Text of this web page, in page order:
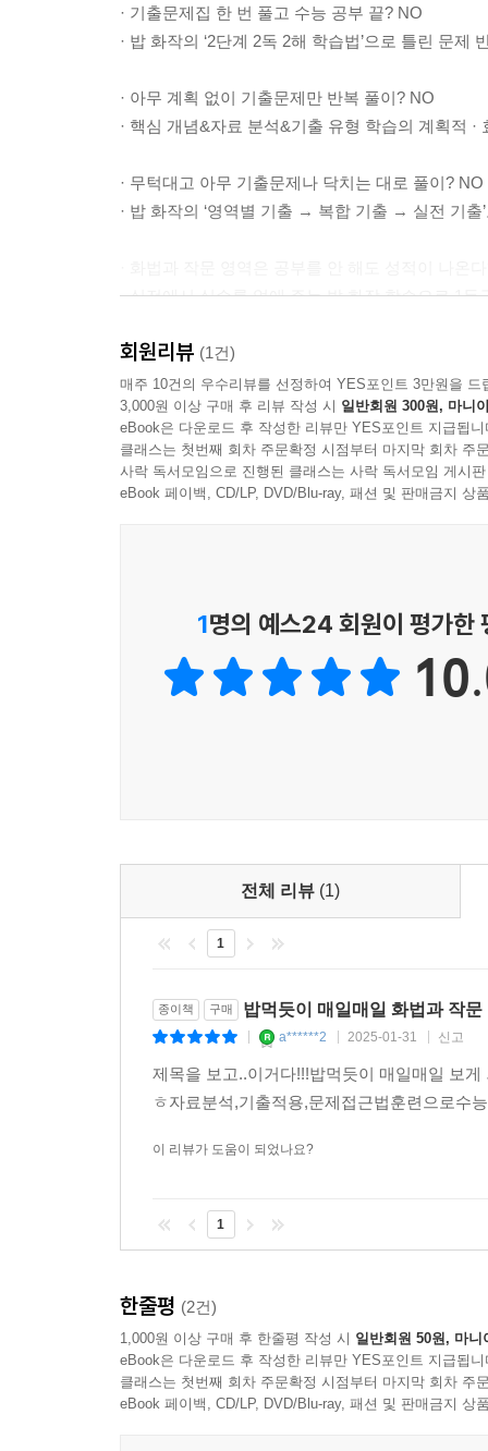
· 기출문제집 한 번 풀고 수능 공부 끝? NO
· 밥 화작의 ‘2단계 2독 2해 학습법’으로 틀린 문제
· 아무 계획 없이 기출문제만 반복 풀이? NO
· 핵심 개념&자료 분석&기출 유형 학습의 계획적 ·
· 무턱대고 아무 기출문제나 닥치는 대로 풀이? NO
· 밥 화작의 ‘영역별 기출 → 복합 기출 → 실전 기출
· 실전에서 실수를 없애 주는 밥 화작 학습으로 1등
[구성과 특징]
▶ 일등급 실전 문제편
1. 영역별 학습 후 실전 훈련으로 완성
· ‘화법-작문-복합’으로 구분하고, 마지막 ‘실전 기
· 영역별 집중 훈련과 실전 훈련으로 효과적인 학
· 기출문제를 통해 화법과 작문의 출제 경향을 익
3. 지문 이해 점검 프로그램 배치
· 먼저 문제를 풀고 채점을 한 다음, ‘제대로 접근법
5. 실력 향상을 위한 화법, 작문 핵심 개념 제시
· 화법의 본질, 원리, 유형&작문의 본질과 태도, 원
1. 영역별 제대로 분석과 제대로 질문하기
· ‘제대로 담화 분석’, ‘제대로 내용 분석’을 통한 지
· 유형, 주제, 내용 요약 등으로 글의 내용과 구조
2. 정답률, ‘고난도 표시’, ‘매력적인 오답’ 제시
· 헷갈리는 선택지를 알려 주는 ‘매력적인 오답’ 제시
3. 정답인 이유·오답인 이유 - 문제 해결력 강화
· 정답의 이유와 근거를 쉽고 명쾌하게 풀어서 해설
회원리뷰 (1건)
매주 10건의 우수리뷰를 선정하여 YES포인트 3만원을 드
3,000원 이상 구매 후 리뷰 작성 시 일반회원 300원, 마니
eBook은 다운로드 후 작성한 리뷰만 YES포인트 지급됩니
클래스는 첫번째 회차 주문확정 시점부터 마지막 회차 주
사락 독서모임으로 진행된 클래스는 사락 독서모임 게시
eBook 페이백, CD/LP, DVD/Blu-ray, 패션 및 판매금지 상
1명의 예스24 회원이 평가한
전체 리뷰 (1)
1
종이책 구매 밥먹듯이 매일매일 화법과 작문
a******2 2025-01-31 신고
제목을 보고..이거다!!!밥먹듯이 매일매일 보
ㅎ자료분석,기출적용,문제접근법훈련으로수
이 리뷰가 도움이 되었나요?
1
한줄평 (2건)
1,000원 이상 구매 후 한줄평 작성 시 일반회원 50원, 마니
eBook은 다운로드 후 작성한 리뷰만 YES포인트 지급됩니
클래스는 첫번째 회차 주문확정 시점부터 마지막 회차 주
eBook 페이백, CD/LP, DVD/Blu-ray, 패션 및 판매금지 상